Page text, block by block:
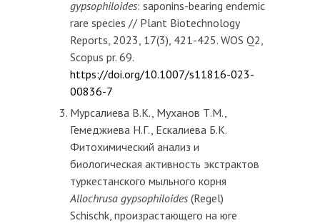
gypsophiloides: saponins-bearing endemic
rare species // Plant Biotechnology
Reports, 2023, 17(3), 421-425. WOS Q2,
Scopus pr. 69.
https://doi.org/10.1007/s11816-023-
00836-7
Мурсалиева В.К., Муханов Т.М.,
Гемеджиева Н.Г., Ескалиева Б.К.
Фитохимический анализ и
биологическая активность экстрактов
туркестанского мыльного корня
Allochrusa gypsophiloides (Regel)
Schischk, произрастающего на юге